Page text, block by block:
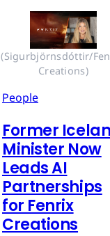
(Sigurbjörnsdóttir/
Creations)
People
Former
Minister Now
Leads AI
Partnerships
for Fenrix
Creations